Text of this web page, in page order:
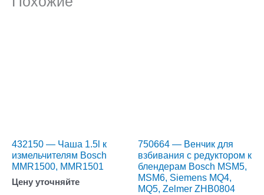
432150 — Чаша 1.5l к
измельчителям Bosch
MMR1500, MMR1501
Цену уточняйте
750664 — Венчик для
взбивания с редуктором к
блендерам Bosch MSM5,
MSM6, Siemens MQ4,
MQ5, Zelmer ZHB0804